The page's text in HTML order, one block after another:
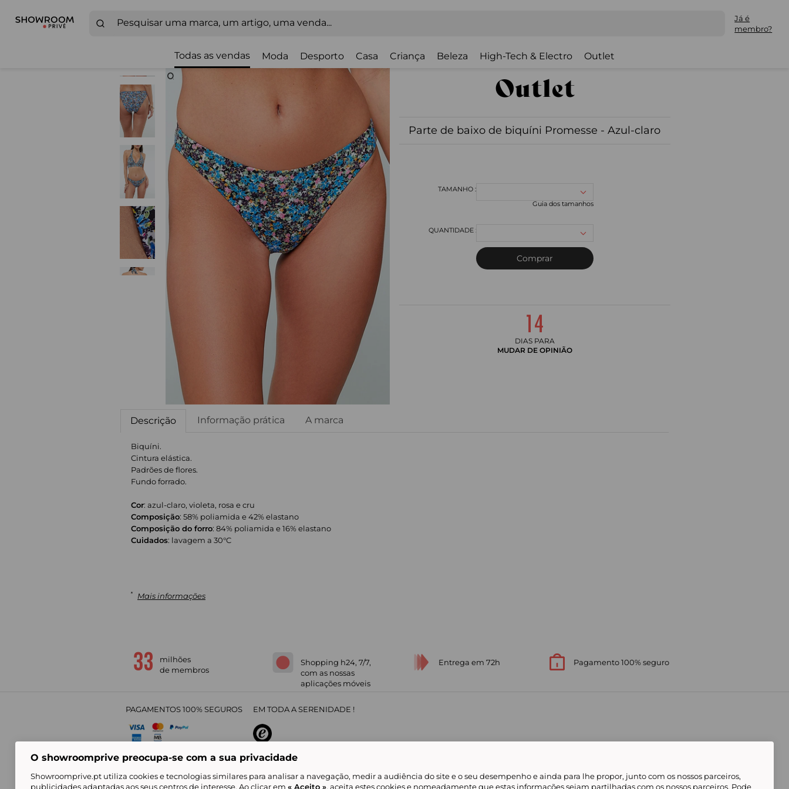
Já é
membro?
Todas as vendas Moda Desporto Casa Criança Beleza High-Tech & Electro Outlet
Parte de baixo de biquíni Promesse - Azul-claro
Guia dos tamanhos
Comprar
DIAS PARA
MUDAR DE OPINIÃO
Descrição Informação prática A marca
Biquíni.
Cintura elástica.
Padrões de flores.
Fundo forrado.
Cor: azul-claro, violeta, rosa e cru
Composição: 58% poliamida e 42% elastano
Composição do forro: 84% poliamida e 16% elastano
Cuidados: lavagem a 30°C
* Mais informações
milhões
de membros
Shopping h24, 7/7,
com as nossas
aplicações móveis
Entrega em 72h Pagamento 100% seguro
PAGAMENTOS 100% SEGUROS EM TODA A SERENIDADE !
4,31/5 sobre
O showroomprive preocupa-se com a sua privacidade
Showroomprive.pt utiliza cookies e tecnologias similares para analisar a navegação, medir a audiência do site e o seu desempenho e ainda para lhe propor, junto com os nossos parceiros,
publicidades adaptadas aos seus centros de interesse. Ao clicar em « Aceito », aceita estes cookies e nomeadamente que estas informações sejam partilhadas com os nossos parceiros. Pode